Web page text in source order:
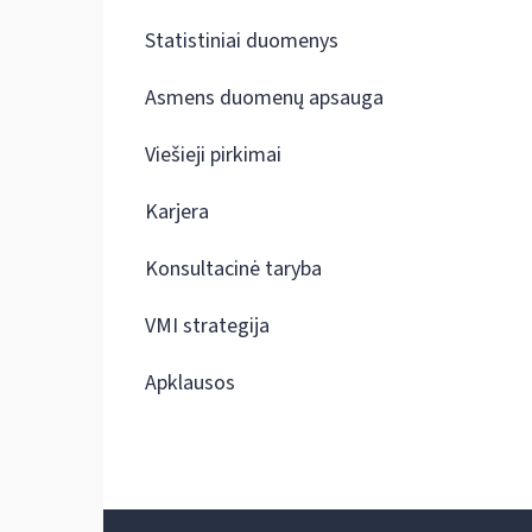
Statistiniai duomenys
Asmens duomenų apsauga
Viešieji pirkimai
Karjera
Konsultacinė taryba
VMI strategija
Apklausos